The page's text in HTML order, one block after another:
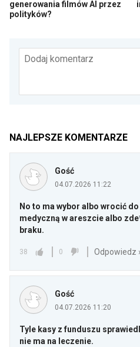
generowania filmów AI przez
polityków?
Dodaj komentarz
NAJLEPSZE KOMENTARZE
Gość
04.07.2026 11:22
No to ma wybor albo wrocić
medyczną w areszcie albo
braku.
38 0 Odpowiedz
Gość
04.07.2026 11:20
Tyle kasy z funduszu
nie ma na leczenie.